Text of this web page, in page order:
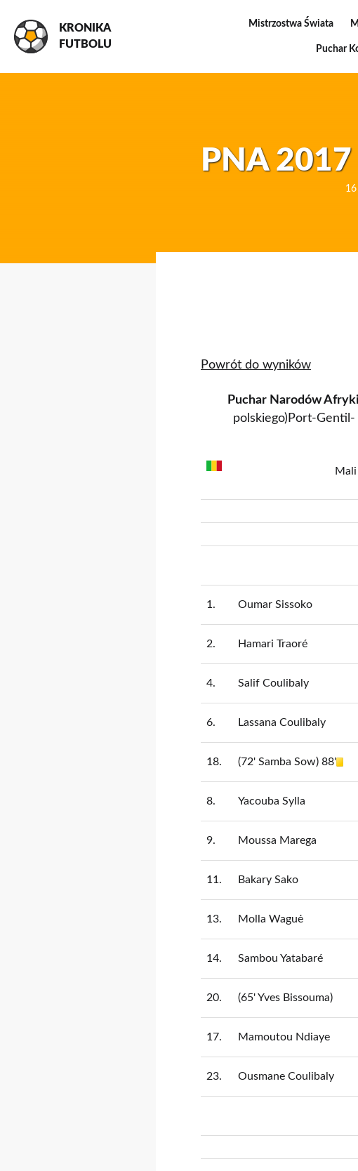
KRONIKA
FUTBOLU
Mistrzostwa Świata
Puchar
PNA
Powrót do wyników
Puchar Narodów
polskiego)Port-
Mali
1. Oumar Sissoko
2. Hamari Traoré
4. Salif Coulibaly
6. Lassana Coulibaly
18. (72' Samba Sow) 88'
8. Yacouba Sylla
9. Moussa Marega
11. Bakary Sako
13. Molla Waguė
14. Sambou Yatabaré
20. (65' Yves Bissouma)
17. Mamoutou Ndiaye
23. Ousmane Coulibaly